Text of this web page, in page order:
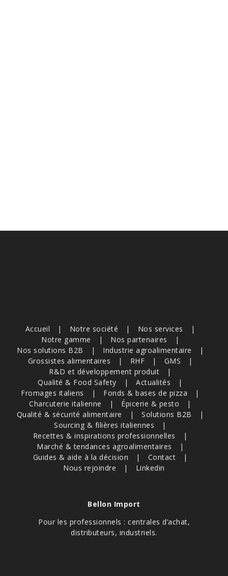
Accueil Notre société
Nos services
Notre gamme
Nos partenaires
Nos solutions B2B
Industrie agroalimentaire
Grossistes alimentaires
RHF
GMS
R&D et développement produit
Qualité & Food Safety
Actualités
Fromages italiens
Fonds & bases de pizza
Charcuterie italienne
Épicerie & pesto
Qualité & sécurité alimentaire
Solutions B2B
Sourcing & filières italiennes
Recettes & inspirations professionnelles
Marché & tendances agroalimentaires
Guides & aide à la décision
Contact
Nous rejoindre
Linkedin
Bellon Import
Pour les professionnels : centrales d’achat,
distributeurs, industriels.